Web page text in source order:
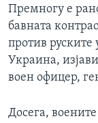
Премногу е
бавната
против
Украина,
воен офицер,
Досега,